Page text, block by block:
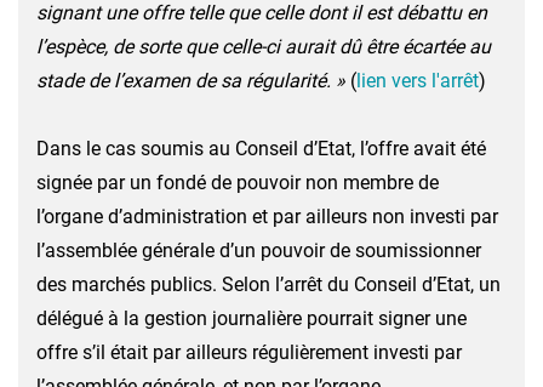
signant une offre telle que celle dont il est débattu en
l’espèce, de sorte que celle-ci aurait dû être écartée au
stade de l’examen de sa régularité. » (lien vers l'arrêt)
Dans le cas soumis au Conseil d’Etat, l’offre avait été
signée par un fondé de pouvoir non membre de
l’organe d’administration et par ailleurs non investi par
l’assemblée générale d’un pouvoir de soumissionner
des marchés publics. Selon l’arrêt du Conseil d’Etat, un
délégué à la gestion journalière pourrait signer une
offre s’il était par ailleurs régulièrement investi par